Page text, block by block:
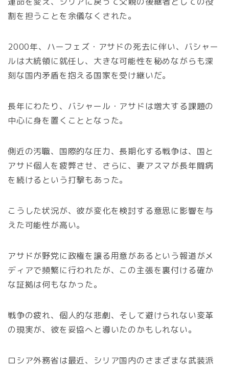
割を担うことを余儀なくされた。
2000年、ハーフェズ・アサドの死去に伴い、バシャー
ルは大統領に就任し、大きな可能性を秘めながらも深
刻な国内矛盾を抱える国家を受け継いだ。
長年にわたり、バシャール・アサドは増大する課題の
中心に身を置くこととなった。
側近の汚職、国際的な圧力、長期化する戦争は、国と
アサド個人を疲弊させ、さらに、妻アスマが長年闘病
を続けるという打撃もあった。
こうした状況が、彼が変化を検討する意思に影響を与
えた可能性が高い。
アサドが野党に政権を譲る用意があるという報道がメ
ディアで頻繁に行われたが、この主張を裏付ける確か
な証拠は何もなかった。
戦争の疲れ、個人的な悲劇、そして避けられない変革
の現実が、彼を妥協へと導いたのかもしれない。
ロシア外務省は最近、シリア国内のさまざまな武装派